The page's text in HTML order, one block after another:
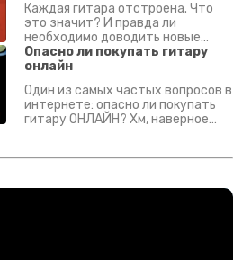
Каждая гитара отстроена. Что
это значит? И правда ли
необходимо доводить новые
гитары? Если кратко - да.
Подробно - в видео :)
Опасно ли покупать гитару
онлайн
Один из самых частых вопросов в
интернете: опасно ли покупать
гитару ОНЛАЙН? Хм, наверное
застрахован. Случись что -